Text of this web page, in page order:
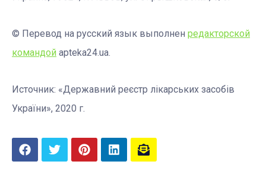
© Перевод на русский язык выполнен редакторской
командой apteka24.ua.
Источник: «Державний реєстр лікарських засобів
України», 2020 г.